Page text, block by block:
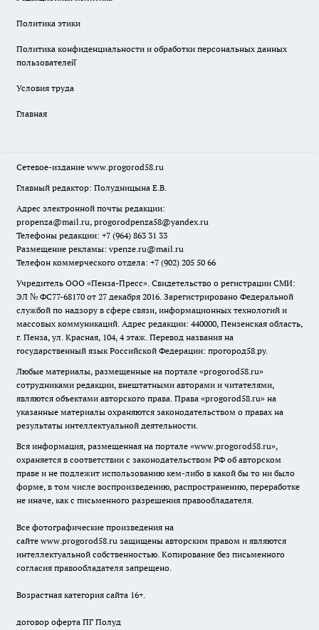
Политика этики
Политика конфиденциальности и обработки персональных данных
пользователей̆
Условия труда
Главная
Сетевое-издание www.progorod58.ru
Главный редактор: Полудницына Е.В.
Адрес электронной почты редакции:
propenza@mail.ru, progorodpenza58@yandex.ru
Телефоны редакции: +7 (964) 863 31 33
Размещение рекламы: vpenze.ru@mail.ru
Телефон коммерческого отдела: +7 (902) 205 50 66
Учредитель ООО «Пенза-Пресс». Свидетельство о регистрации СМИ:
ЭЛ № ФС77-68170 от 27 декабря 2016. Зарегистрировано Федеральной
службой по надзору в сфере связи, информационных технологий и
массовых коммуникаций. Адрес редакции: 440000, Пензенская область,
г. Пенза, ул. Красная, 104, 4 этаж. Перевод названия на
государственный язык Российской Федерации: прогород58.ру.
Любые материалы, размещенные на портале «progorod58.ru»
сотрудниками редакции, внештатными авторами и читателями,
являются объектами авторского права. Права «progorod58.ru» на
указанные материалы охраняются законодательством о правах на
результаты интеллектуальной деятельности.
Вся информация, размещенная на портале «www.progorod58.ru»,
охраняется в соответствии с законодательством РФ об авторском
праве и не подлежит использованию кем-либо в какой бы то ни было
форме, в том числе воспроизведению, распространению, переработке
не иначе, как с письменного разрешения правообладателя.
Все фотографические произведения на
сайте www.progorod58.ru защищены авторским правом и являются
интеллектуальной собственностью. Копирование без письменного
согласия правообладателя запрещено.
Возрастная категория сайта 16+.
договор оферта ПГ Полуд